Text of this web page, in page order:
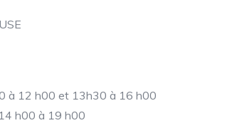
à 12 h00 et 13h30 à 16 h00
h00 à 19 h00